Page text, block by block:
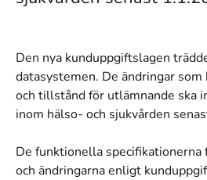
Den nya kunduppgiftslagen
datasystemen. De ändringar
och tillstånd för utlämnande ska
inom hälso- och sjukvården
De funktionella
och ändringarna enligt